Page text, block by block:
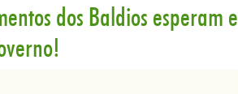
dos Baldios esperam e